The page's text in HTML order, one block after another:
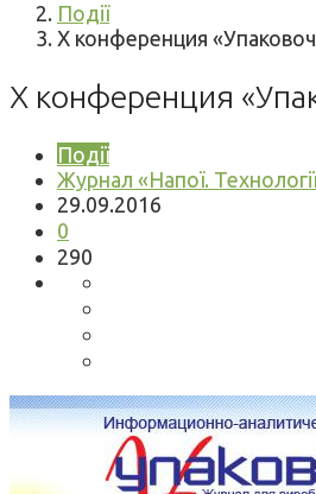
Події
X конференция
X конференция
Події
Журнал «Напої. Технології
29.09.2016
0
290